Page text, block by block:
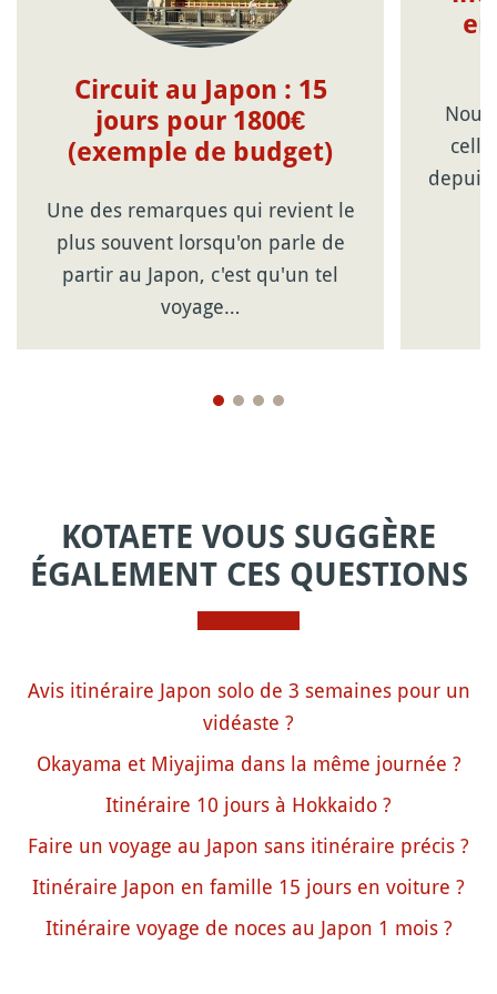
Circuit au Japon : 15
jours pour 1800€
(exemple de budget)
Une des remarques qui revient le
plus souvent lorsqu'on parle de
partir au Japon, c'est qu'un tel
voyage…
depuis
KOTAETE VOUS SUGGÈRE
ÉGALEMENT CES QUESTIONS
Avis itinéraire Japon solo de 3 semaines pour un
vidéaste ?
Okayama et Miyajima dans la même journée ?
Itinéraire 10 jours à Hokkaido ?
Faire un voyage au Japon sans itinéraire précis ?
Itinéraire Japon en famille 15 jours en voiture ?
Itinéraire voyage de noces au Japon 1 mois ?